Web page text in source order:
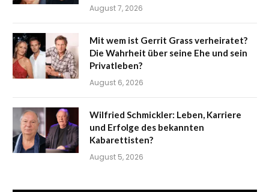
August 7, 2026
Mit wem ist Gerrit Grass verheiratet?
Die Wahrheit über seine Ehe und sein
Privatleben?
August 6, 2026
Wilfried Schmickler: Leben, Karriere
und Erfolge des bekannten
Kabarettisten?
August 5, 2026